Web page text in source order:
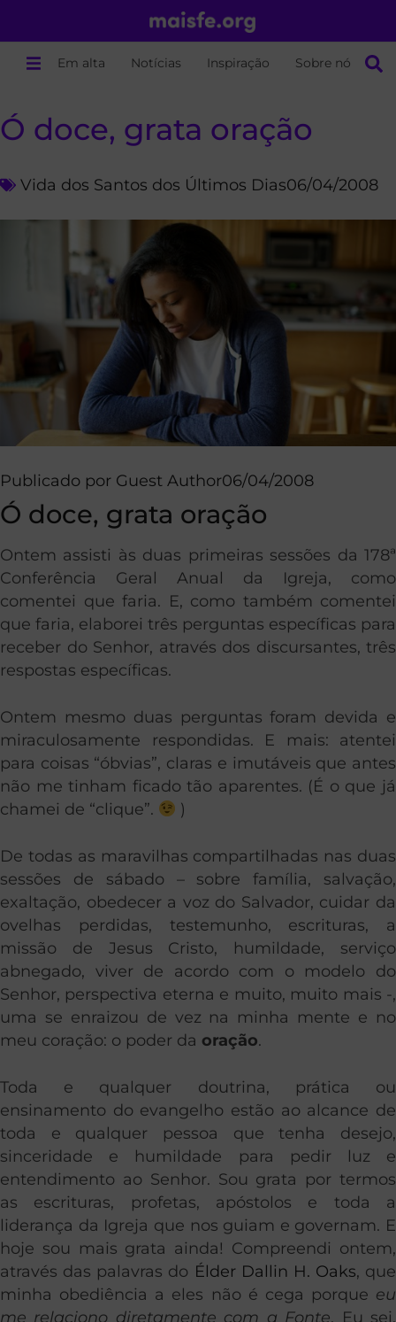
Em alta Notícias Inspiração Sobre nós
Ó doce, grata oração
Vida dos Santos dos Últimos Dias06/04/2008
Publicado por Guest Author06/04/2008
Ó doce, grata oração
Ontem assisti às duas primeiras sessões da 178ª
Conferência Geral Anual da Igreja, como
comentei que faria. E, como também comentei
que faria, elaborei três perguntas específicas para
receber do Senhor, através dos discursantes, três
respostas específicas.
Ontem mesmo duas perguntas foram devida e
miraculosamente respondidas. E mais: atentei
para coisas “óbvias”, claras e imutáveis que antes
não me tinham ficado tão aparentes. (É o que já
chamei de “clique”.
)
De todas as maravilhas compartilhadas nas duas
sessões de sábado – sobre família, salvação,
exaltação, obedecer a voz do Salvador, cuidar da
ovelhas perdidas, testemunho, escrituras, a
missão de Jesus Cristo, humildade, serviço
abnegado, viver de acordo com o modelo do
Senhor, perspectiva eterna e muito, muito mais -,
uma se enraizou de vez na minha mente e no
meu coração: o poder da oração.
Toda e qualquer doutrina, prática ou
ensinamento do evangelho estão ao alcance de
toda e qualquer pessoa que tenha desejo,
sinceridade e humildade para pedir luz e
entendimento ao Senhor. Sou grata por termos
as escrituras, profetas, apóstolos e toda a
liderança da Igreja que nos guiam e governam. E
hoje sou mais grata ainda! Compreendi ontem,
através das palavras do Élder Dallin H. Oaks, que
minha obediência a eles não é cega porque eu
me relaciono diretamente com a Fonte. Eu sei,